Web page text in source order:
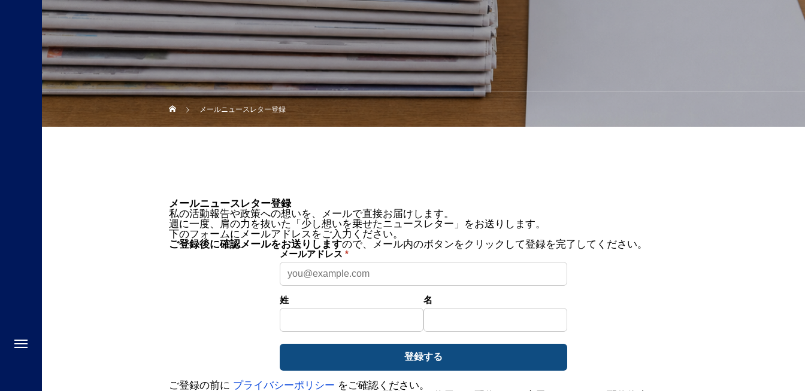
メールニュースレター登録
メールニュースレター登録
私の活動報告や政策への想いを、メールで直接お届けします。
週に一度、肩の力を抜いた「少し想いを乗せたニュースレター」をお送りします。
下のフォームにメールアドレスをご入力ください。
ご登録後に確認メールをお送りしますので、メール内のボタンをクリックして登録を完了してください。
メールアドレス *
姓 名
ご登録の前に プライバシーポリシー をご確認ください。